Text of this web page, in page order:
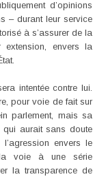
d’opinions
– durant leur service
à s’assurer de la
envers la
intentée contre lui.
pour voie de fait sur
parlement, mais sa
qui aurait sans doute
envers le
la voie à une série
la transparence de